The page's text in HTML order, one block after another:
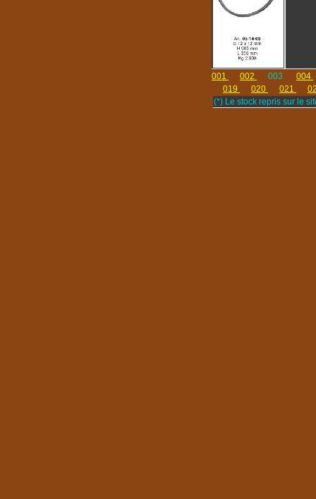
001 002 003
004
019
020 021
(*) Le stock repris sur le